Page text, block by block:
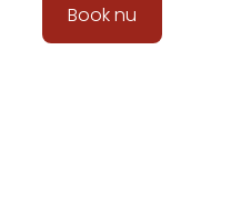
Book nu